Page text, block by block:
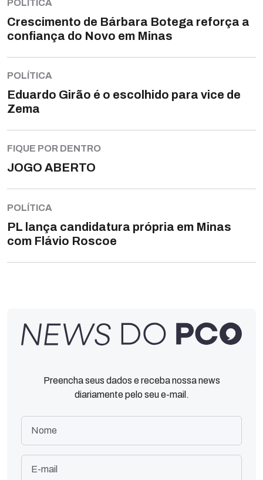
POLÍTICA
Crescimento de Bárbara Botega reforça a
confiança do Novo em Minas
POLÍTICA
Eduardo Girão é o escolhido para vice de
Zema
FIQUE POR DENTRO
JOGO ABERTO
POLÍTICA
PL lança candidatura própria em Minas
com Flávio Roscoe
Preencha seus dados e receba nossa news
diariamente pelo seu e-mail.